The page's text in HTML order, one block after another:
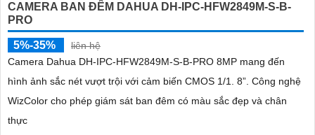
CAMERA BAN ĐÊM DAHUA DH-IPC-HFW2849M-S-B-
PRO
5%-35%
liên hệ
Camera Dahua DH-IPC-HFW2849M-S-B-PRO 8MP mang đến
hình ảnh sắc nét vượt trội với cảm biến CMOS 1/1. 8”. Công nghệ
WizColor cho phép giám sát ban đêm có màu sắc đẹp và chân
thực